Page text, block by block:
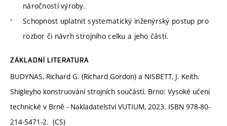
náročností výroby.
Schopnost uplatnit systematický inženýrský postup pro
rozbor či návrh strojního celku a jeho částí.
ZÁKLADNÍ LITERATURA
BUDYNAS, Richard G. (Richard Gordon) a NISBETT, J. Keith.
Shigleyho konstruování strojních součástí. Brno: Vysoké učení
technické v Brně - Nakladatelství VUTIUM, 2023. ISBN 978-80-
214-5471-2. (CS)